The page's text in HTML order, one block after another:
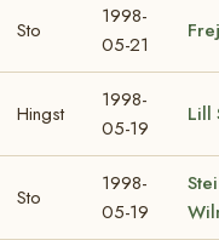
Sto
1998-
05-21
Hingst
1998-
05-19
Lill
Sto
1998-
05-19